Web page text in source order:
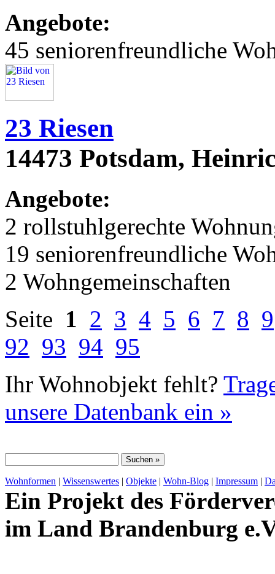
Angebote:
45 seniorenfreundliche
23 Riesen
14473 Potsdam,
Angebote:
2 rollstuhlgerechte
19 seniorenfreundliche
2 Wohngemeinschaften
Seite 1 2 3 4 5 6 7 8 9
92 93 94 95
Ihr Wohnobjekt fehlt?
unsere Datenbank ein »
Wohnformen | Wissenswertes | Objekte | Wohn-Blog | Impressum |
Ein Projekt des
im Land Brandenburg